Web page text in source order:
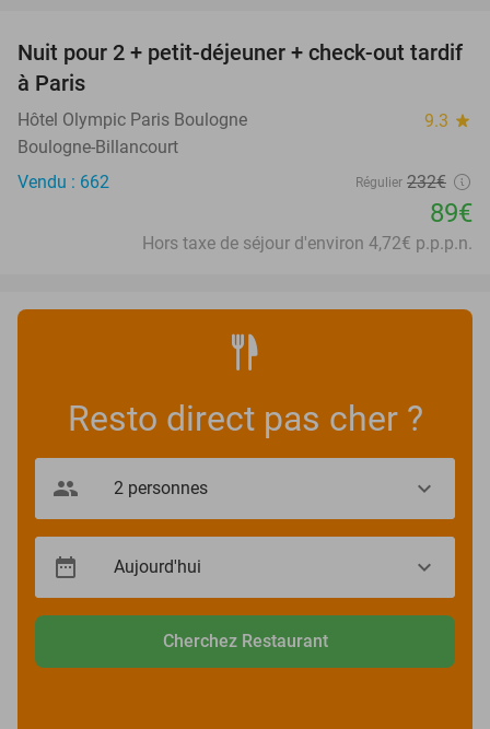
62%
Nuit pour 2 + petit-déjeuner + check-out tardif
à Paris
Hôtel Olympic Paris Boulogne 9.3 star
Boulogne-Billancourt
Vendu : 662
Régulier 232€
89€
Hors taxe de séjour d'environ 4,72€ p.p.p.n.
Resto direct pas cher ?
Cherchez Restaurant